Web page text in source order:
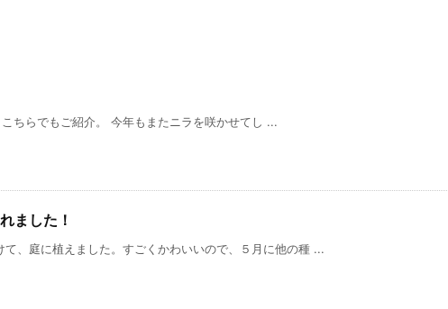
ちらでもご紹介。 今年もまたニラを咲かせてし ...
ました！
、庭に植えました。すごくかわいいので、５月に他の種 ...